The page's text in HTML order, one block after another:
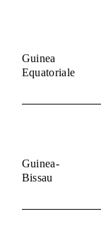
Guinea
Equatoriale
Guinea-
Bissau